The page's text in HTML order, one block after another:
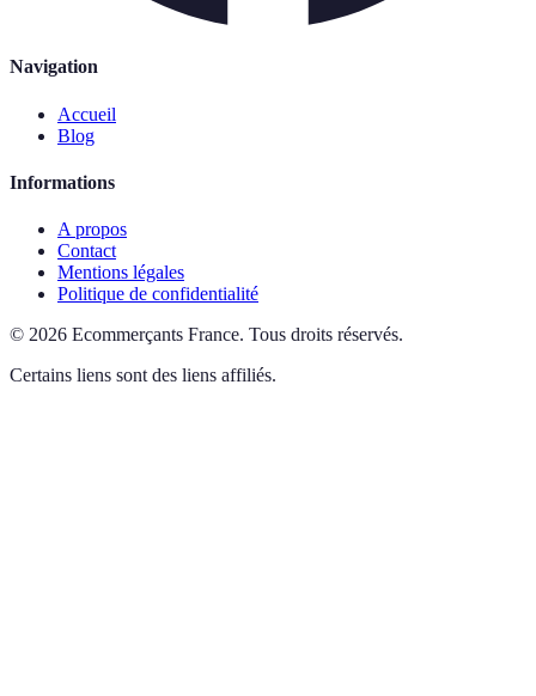
Navigation
Accueil
Blog
Informations
A propos
Contact
Mentions légales
Politique de confidentialité
© 2026 Ecommerçants France. Tous droits réservés.
Certains liens sont des liens affiliés.